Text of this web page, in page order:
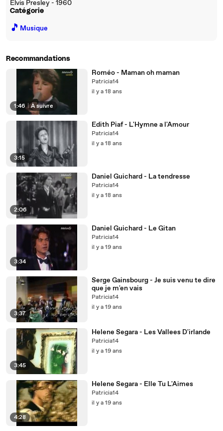
Elvis Presley - 1960
Catégorie
🎵 Musique
Recommandations
1:46 | À suivre
Roméo - Maman oh maman
Patricia14
il y a 18 ans
3:15
Edith Piaf - L'Hymne a l'Amour
Patricia14
il y a 18 ans
2:06
Daniel Guichard - La tendresse
Patricia14
il y a 18 ans
3:34
Daniel Guichard - Le Gitan
Patricia14
il y a 19 ans
3:37
Serge Gainsbourg - Je suis venu te dire
que je m'en vais
Patricia14
il y a 19 ans
3:45
Helene Segara - Les Vallees D'irlande
Patricia14
il y a 19 ans
4:28
Helene Segara - Elle Tu L'Aimes
Patricia14
il y a 19 ans